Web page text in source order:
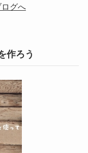
作ろう